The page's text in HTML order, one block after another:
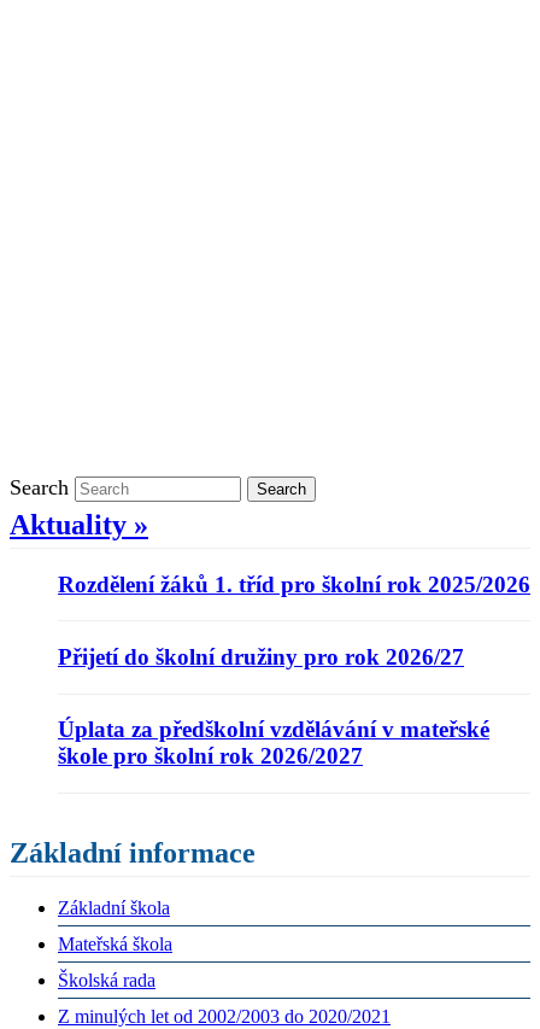
Search Search
Aktuality »
Rozdělení žáků 1. tříd pro školní rok 2025/2026
Přijetí do školní družiny pro rok 2026/27
Úplata za předškolní vzdělávání v mateřské
škole pro školní rok 2026/2027
Základní informace
Základní škola
Mateřská škola
Školská rada
Z minulých let od 2002/2003 do 2020/2021